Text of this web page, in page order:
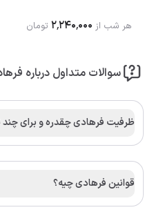
هر شب از ۲٬۲۴۰٬۰۰۰ تومان
سوالات متداول درباره
ظرفیت فرهادی چقدره و برای چند
قوانین فرهادی چیه؟